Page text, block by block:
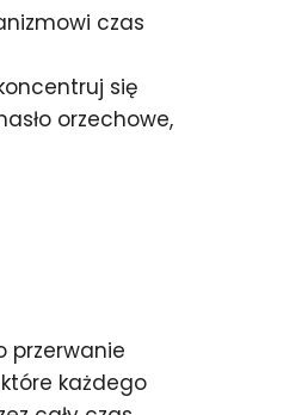
czas
się
orzechowe,
przerwanie
każdego